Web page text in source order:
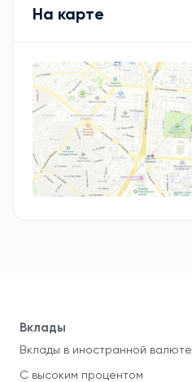
На карте
Вклады
Вклады в иностранной валюте
С высоким процентом